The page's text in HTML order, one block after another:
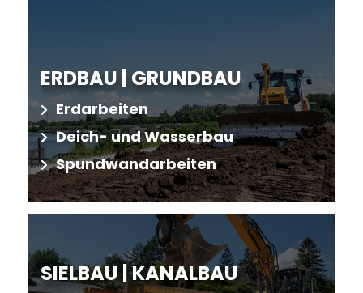
ERDBAU | GRUNDBAU
Erdarbeiten
Deich- und Wasserbau
Spundwandarbeiten
SIELBAU|KANALBAU